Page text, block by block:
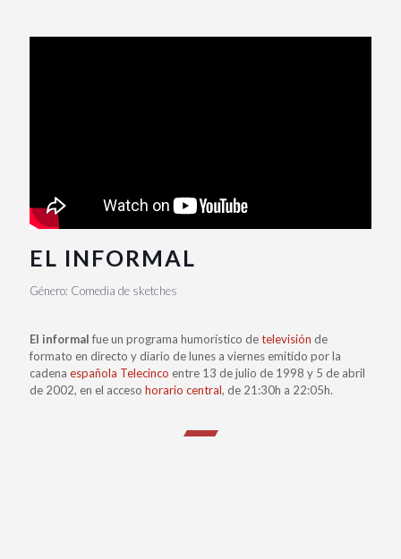
EL INFORMAL
Género: Comedia de sketches
El informalfue un programa humorístico detelevisión de
formato en directo y diario de lunes a viernes emitido por la
cadena española Telecinco entre 13 de julio de 1998 y 5 de abril
de 2002, en el acceso horario central, de 21:30h a 22:05h.